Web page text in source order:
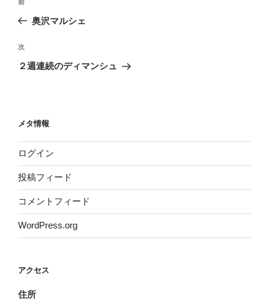
ビ
ゲ
ン
前
の
稿
前
奥沢マルシェ
次
の
次
２週連続のディマンシュ
メタ情報
ログイン
投稿フィード
コメントフィード
WordPress.org
アクセス
住所